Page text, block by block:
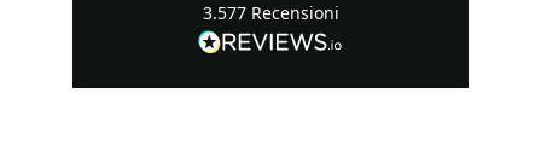
3.577 Recensioni